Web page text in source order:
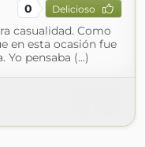
0 Delicioso
casualidad. Como
en esta ocasión fue
pensaba (...)